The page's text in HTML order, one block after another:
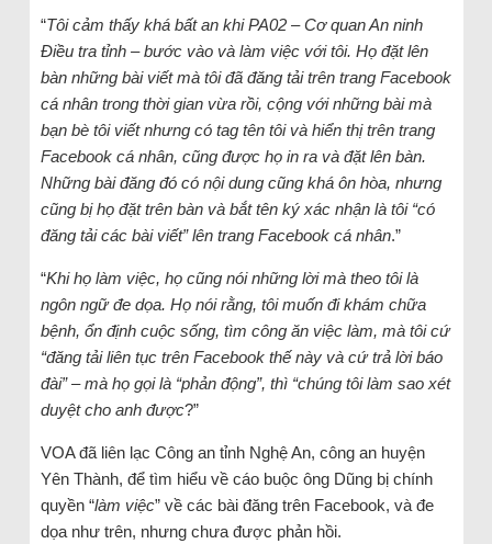
“Tôi cảm thấy khá bất an khi PA02 – Cơ quan An ninh
Điều tra tỉnh – bước vào và làm việc với tôi. Họ đặt lên
bàn những bài viết mà tôi đã đăng tải trên trang Facebook
cá nhân trong thời gian vừa rồi, cộng với những bài mà
bạn bè tôi viết nhưng có tag tên tôi và hiển thị trên trang
Facebook cá nhân, cũng được họ in ra và đặt lên bàn.
Những bài đăng đó có nội dung cũng khá ôn hòa, nhưng
cũng bị họ đặt trên bàn và bắt tên ký xác nhận là tôi “có
đăng tải các bài viết” lên trang Facebook cá nhân.”
“Khi họ làm việc, họ cũng nói những lời mà theo tôi là
ngôn ngữ đe dọa. Họ nói rằng, tôi muốn đi khám chữa
bệnh, ổn định cuộc sống, tìm công ăn việc làm, mà tôi cứ
“đăng tải liên tục trên Facebook thế này và cứ trả lời báo
đài” – mà họ gọi là “phản động”, thì “chúng tôi làm sao xét
duyệt cho anh được?”
VOA đã liên lạc Công an tỉnh Nghệ An, công an huyện
Yên Thành, để tìm hiểu về cáo buộc ông Dũng bị chính
quyền “làm việc” về các bài đăng trên Facebook, và đe
dọa như trên, nhưng chưa được phản hồi.